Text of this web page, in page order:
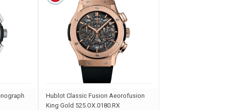
Hublot Classic Fusion Aeorofusion
King Gold 525.OX.0180.RX